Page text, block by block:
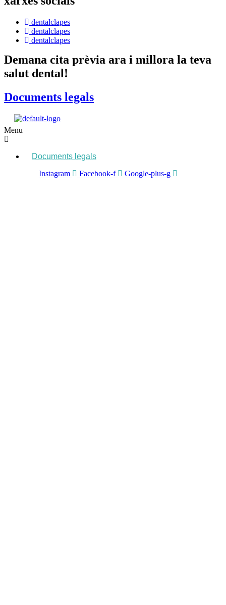
dentalclapes
dentalclapes
dentalclapes
Demana cita prèvia ara i millora la teva
salut dental!
Documents legals
Menu
Documents legals
Instagram
Facebook-f Google-plus-g